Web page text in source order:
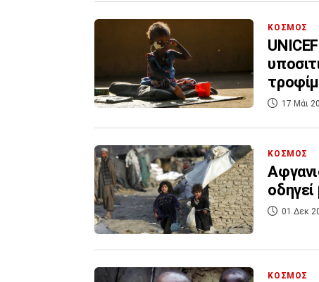
ΚΟΣΜΟΣ
17 Μάι
ΚΟΣΜΟΣ
01 Δεκ
ΚΟΣΜΟΣ